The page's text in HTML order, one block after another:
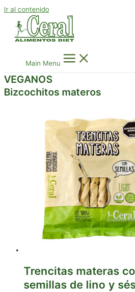
Ir al contenido
Main Menu
VEGANOS
Bizcochitos materos
Trencitas materas
semillas de lino y